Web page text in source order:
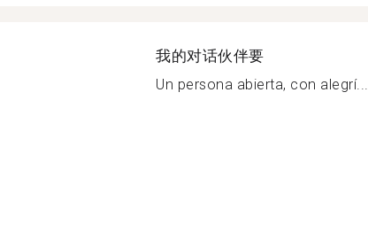
我的对话伙伴要
Un persona abierta, con alegrí...